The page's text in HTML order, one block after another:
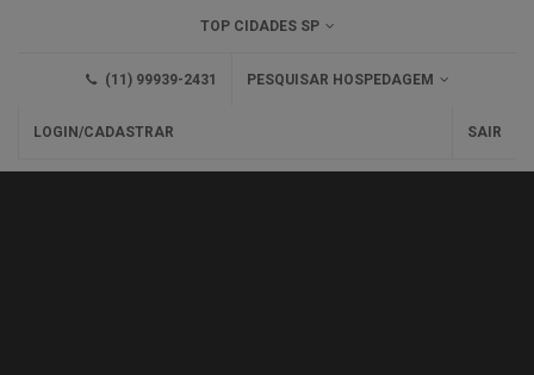
TOP CIDADES SP
(11) 99939-2431 PESQUISAR HOSPEDAGEM
LOGIN/CADASTRAR SAIR